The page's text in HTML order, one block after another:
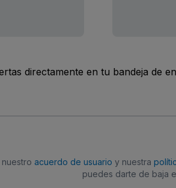
directamente en tu bandeja de
acuerdo de usuario y nuestra
puedes darte de baja